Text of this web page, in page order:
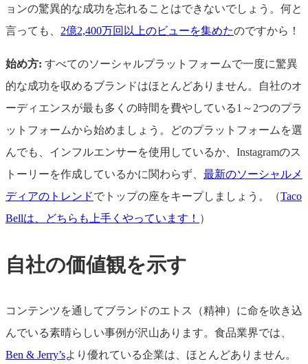
ョンの驚異的な成功を忘れることはできないでしょう。何と
言っても、 2億2,400万回以上のビューを集めたのですから！
始め方: すべてのソーシャルプラットフォームで一度に驚異
的な成功を収めるブランドはほとんどありません。自社のオ
ーディエンスが最も多くの時間を費やしている1～2つのプラ
ットフォームから始めましょう。どのプラットフォームを選
んでも、インフルエンサーを使用しているか、Instagramのス
トーリーを作成しているかに関わらず、 最新のソーシャルメ
ディアのトレンドでトップの座をキープしましょう。（Taco
Bellは、どちらも上手くやっています！ ）
自社の価値観を示す
コンテンツを通してブランドのエトス（精神）に命を吹き込
んでいる素晴らしい事例が沢山あります。食品業界では、
Ben & Jerry’sより優れている企業は、ほとんどありません。